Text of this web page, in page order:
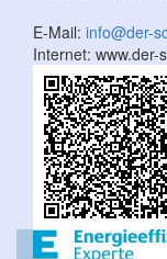
E-Mail: info@der-
Internet: www.der-